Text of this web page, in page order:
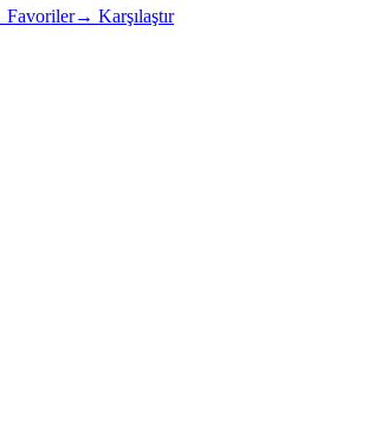
Favoriler→ Karşılaştır